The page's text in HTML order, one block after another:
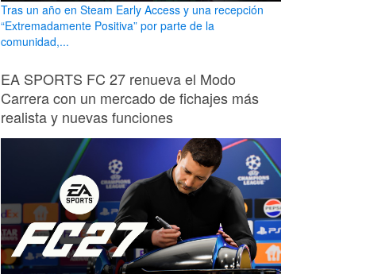
Tras un año en Steam Early Access y una recepción
“Extremadamente Positiva” por parte de la
comunidad,...
EA SPORTS FC 27 renueva el Modo
Carrera con un mercado de fichajes más
realista y nuevas funciones